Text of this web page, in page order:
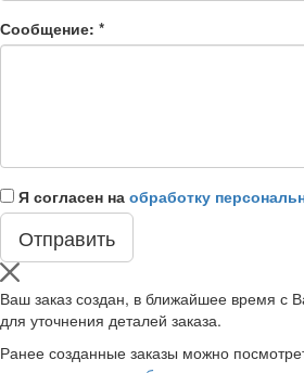
Сообщение: *
Я согласен на обработку
Ваш заказ создан, в ближайшее время с
для уточнения деталей заказа.
Ранее созданные заказы можно